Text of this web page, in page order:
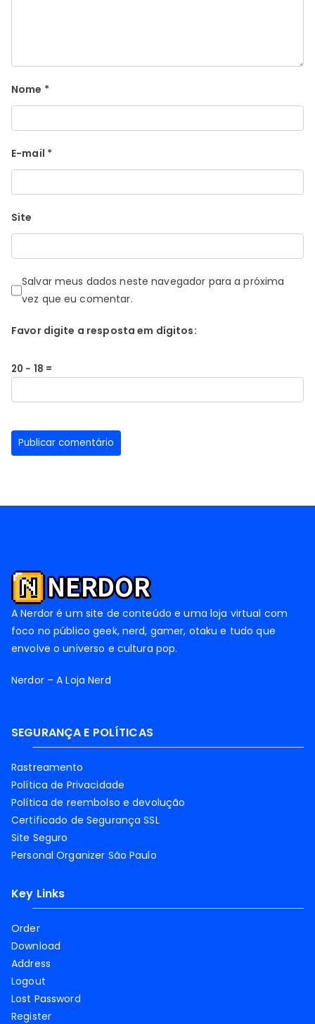
Nome *
E-mail *
Site
Salvar meus dados neste navegador para a próxima
vez que eu comentar.
Favor digite a resposta em dígitos:
20 − 18 =
A Nerdor é um site de conteúdo e uma loja virtual com
foco no público geek, nerd, gamer, otaku e tudo que
envolve o universo e cultura pop.
Nerdor – A Loja Nerd
SEGURANÇA E POLÍTICAS
Rastreamento
Política de Privacidade
Política de reembolso e devolução
Certificado de Segurança SSL
Site Seguro
Personal Organizer São Paulo
Key Links
Order
Download
Address
Logout
Lost Password
Register